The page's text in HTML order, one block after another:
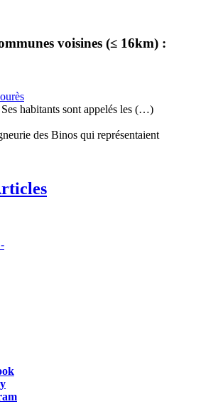
voisines (≤ 16km) :
habitants sont appelés les (…)
des Binos qui représentaient